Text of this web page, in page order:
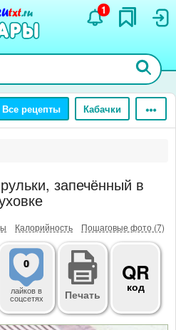
1
Все рецепты Кабачки
запечённый в
Калорийность Пошаговые фото (7)
0
лайковв
соцсетях Печать
QR
код